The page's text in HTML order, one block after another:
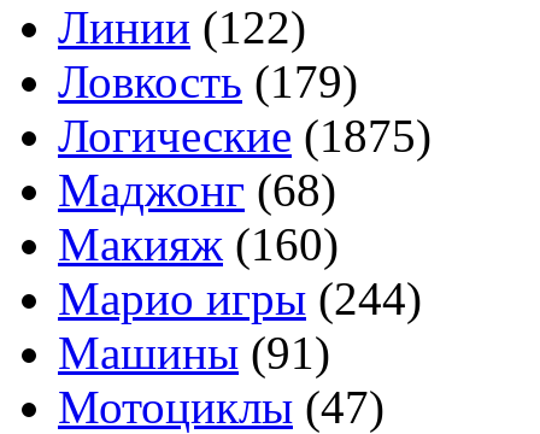
Линии (122)
Ловкость (179)
Логические (1875)
Маджонг (68)
Макияж (160)
Марио игры (244)
Машины (91)
Мотоциклы (47)